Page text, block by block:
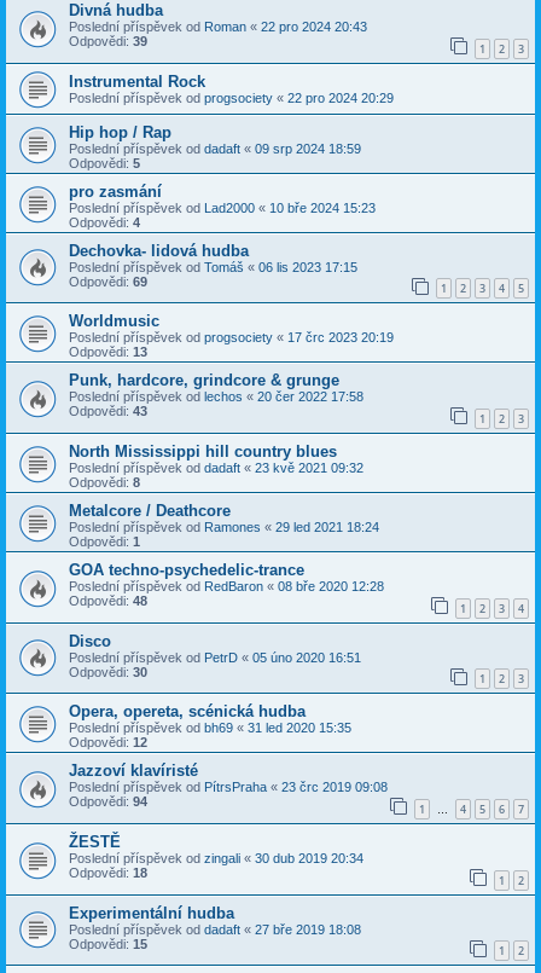
Divná hudba
Poslední příspěvek od Roman « 22 pro 2024 20:43
Odpovědi: 39 1 2 3
Instrumental Rock
Poslední příspěvek od progsociety « 22 pro 2024 20:29
Hip hop / Rap
Poslední příspěvek od dadaft « 09 srp 2024 18:59
Odpovědi: 5
pro zasmání
Poslední příspěvek od Lad2000 « 10 bře 2024 15:23
Odpovědi: 4
Dechovka- lidová hudba
Poslední příspěvek od Tomáš « 06 lis 2023 17:15
Odpovědi: 69 1 2 3 4 5
Worldmusic
Poslední příspěvek od progsociety « 17 črc 2023 20:19
Odpovědi: 13
Punk, hardcore, grindcore & grunge
Poslední příspěvek od lechos « 20 čer 2022 17:58
Odpovědi: 43 1 2 3
North Mississippi hill country blues
Poslední příspěvek od dadaft « 23 kvě 2021 09:32
Odpovědi: 8
Metalcore / Deathcore
Poslední příspěvek od Ramones « 29 led 2021 18:24
Odpovědi: 1
GOA techno-psychedelic-trance
Poslední příspěvek od RedBaron « 08 bře 2020 12:28
Odpovědi: 48 1 2 3 4
Disco
Poslední příspěvek od PetrD « 05 úno 2020 16:51
Odpovědi: 30 1 2 3
Opera, opereta, scénická hudba
Poslední příspěvek od bh69 « 31 led 2020 15:35
Odpovědi: 12
Jazzoví klavíristé
Poslední příspěvek od PítrsPraha « 23 črc 2019 09:08
Odpovědi: 94 1 … 4 5 6 7
ŽESTĚ
Poslední příspěvek od zingali « 30 dub 2019 20:34
Odpovědi: 18 1 2
Experimentální hudba
Poslední příspěvek od dadaft « 27 bře 2019 18:08
Odpovědi: 15 1 2